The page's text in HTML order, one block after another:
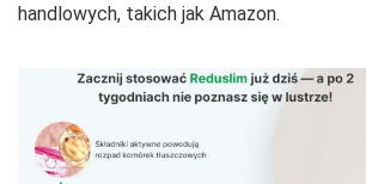
handlowych, takich jak Amazon.